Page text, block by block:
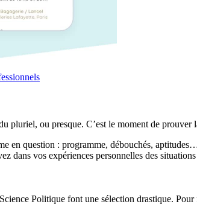
pluriel, ou presque. C’est le moment de
en question : programme, débouchés,
dans vos expériences personnelles des
Politique font une sélection drastique.